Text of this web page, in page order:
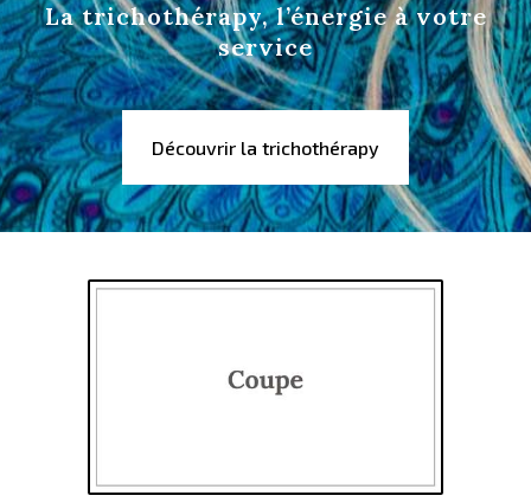
La trichothérapy, l’énergie à votre
service
Découvrir la trichothérapy